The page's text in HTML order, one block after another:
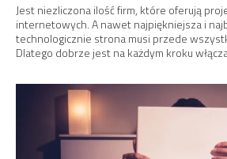
Jest niezliczona ilość firm, które oferują
internetowych. A nawet najpiękniejsza i
technologicznie strona musi przede
Dlatego dobrze jest na każdym kroku